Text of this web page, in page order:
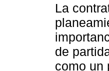
La
de
como un